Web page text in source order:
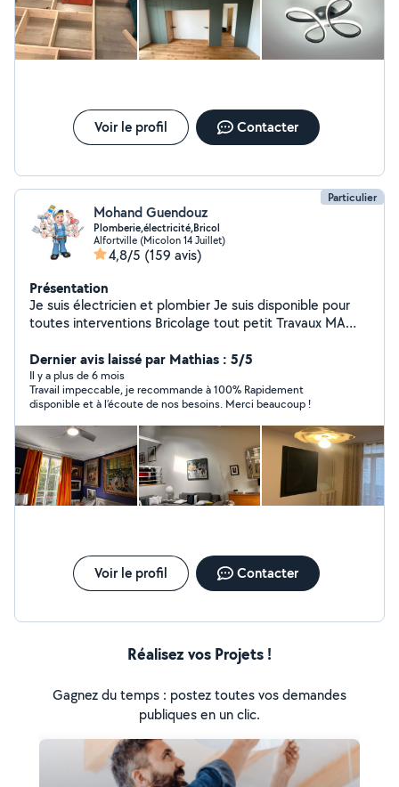
que l'aménagement intérieur. Sérieux, organisé et
attentif aux détails, je suis disponible pour répondre à
vos besoins et vous accompagner dans vos projets avec
Voir le profil Contacter
Particulier
Mohand Guendouz
Plomberie,électricité,Bricol
Alfortville (Micolon 14 Juillet)
4,8/5 (159 avis)
Présentation
Je suis électricien et plombier Je suis disponible pour
toutes interventions Bricolage tout petit Travaux MA
8h jusqu'à 15h * LUNDI 8h jusqu'à 20h * MARDI 8h
jusqu'à 20h * MERCREDI 8h jusqu'à 20h * JEUDI 8h
jusqu'à 20h * VENDREDI 8h jusqu'à 20h
Dernier avis laissé par Mathias : 5/5
Il y a plus de 6 mois
Travail impeccable, je recommande à 100% Rapidement
disponible et à l’écoute de nos besoins. Merci beaucoup !
Voir le profil Contacter
Réalisez vos Projets !
Gagnez du temps : postez toutes vos demandes
publiques en un clic.